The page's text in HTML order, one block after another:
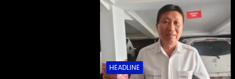
HEADLINE